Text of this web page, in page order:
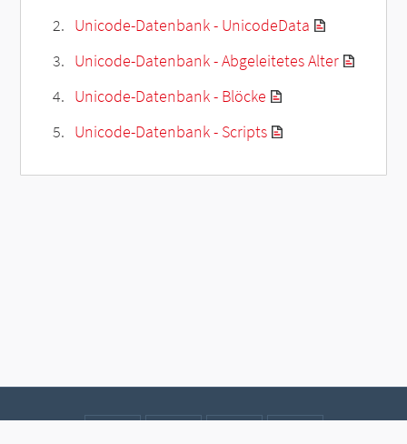
Unicode-Datenbank - UnicodeData
Unicode-Datenbank - Abgeleitetes Alter
Unicode-Datenbank - Blöcke
Unicode-Datenbank - Scripts